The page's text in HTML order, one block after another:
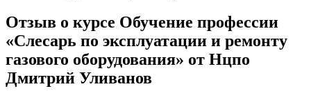
Отзыв о курсе Обучение профессии
«Слесарь по эксплуатации и ремонту
газового оборудования» от Нцпо
Дмитрий Уливанов